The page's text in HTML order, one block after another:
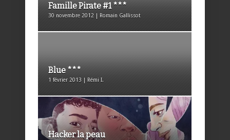
Famille Pirate #1 ***
30 novembre 2012 | Romain Gallissot
Blue ***
1 février 2013 | Rémi I.
Hacker la peau